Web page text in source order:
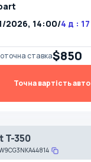
2026, 14:00/4 д :
ставка$850
Точна вартість авто
T-350